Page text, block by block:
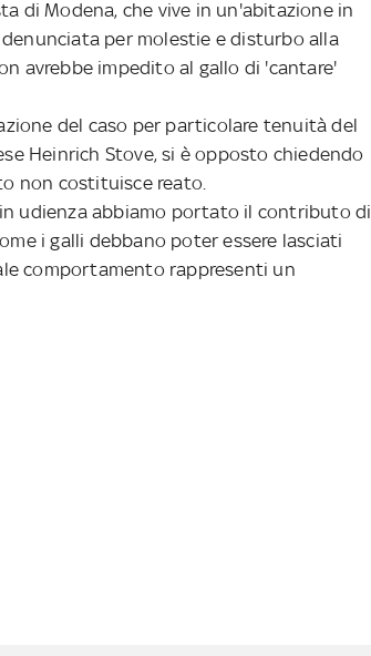
di Modena, che vive in un'abitazione in
per molestie e disturbo alla
avrebbe impedito al gallo di 'cantare'
del caso per particolare tenuità del
Heinrich Stove, si è opposto chiedendo
non costituisce reato.
udienza abbiamo portato il contributo di
i galli debbano poter essere lasciati
comportamento rappresenti un